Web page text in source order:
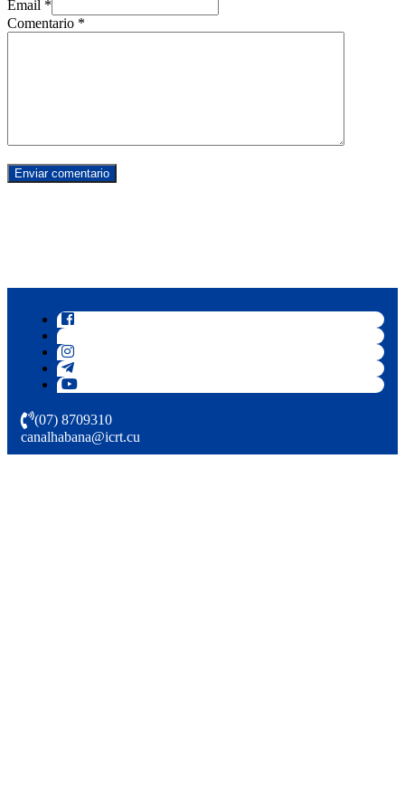
Email *
Comentario *
(07) 8709310
canalhabana@icrt.cu